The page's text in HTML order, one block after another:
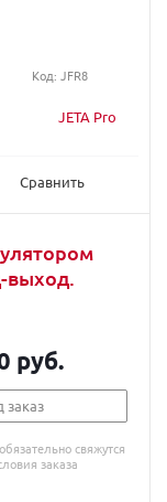
JETA Pro
Сравнить
Код: JFR8
выход.
руб.
заказ
свяжутся
заказа